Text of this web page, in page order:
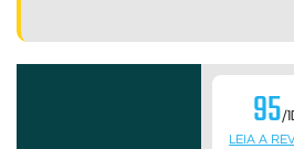
95/
LEIA A